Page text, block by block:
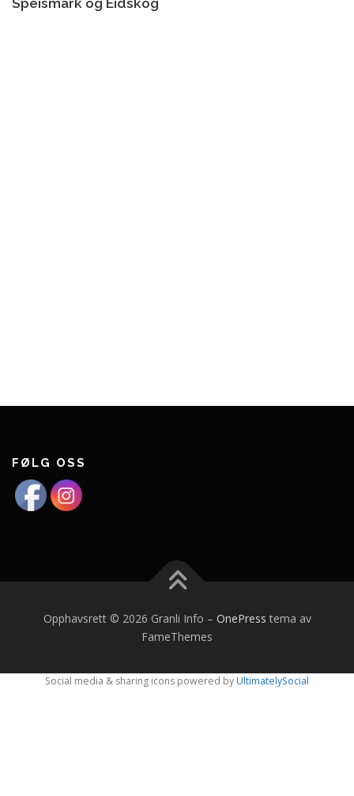
Speismark og Eidskog
FØLG OSS
Opphavsrett © 2026 Granli Info – OnePress tema av
FameThemes
Social media & sharing icons powered byUltimatelySocial